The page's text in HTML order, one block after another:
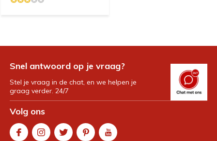
Snel antwoord op je vraag?
Stel je vraag in de chat, en we helpen je
graag verder. 24/7
Volg ons